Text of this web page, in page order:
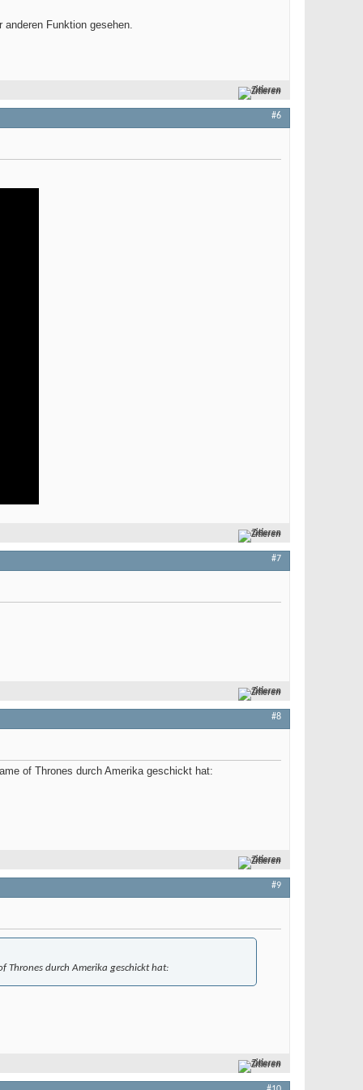
Funktion gesehen.
Zitieren
#6
Zitieren
#7
Zitieren
#8
of Thrones durch Amerika geschickt hat:
Zitieren
#9
Thrones durch Amerika geschickt hat:
Zitieren